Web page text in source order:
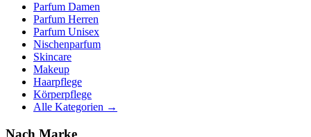
Parfum Damen
Parfum Herren
Parfum Unisex
Nischenparfum
Skincare
Makeup
Haarpflege
Körperpflege
Alle Kategorien →
Nach Marke